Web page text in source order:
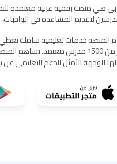
هي منصة رقمية عربية معتمدة
لتقديم المساعدة في الواجبات،
الوجهة الأمثل للدعم التعليمي عن